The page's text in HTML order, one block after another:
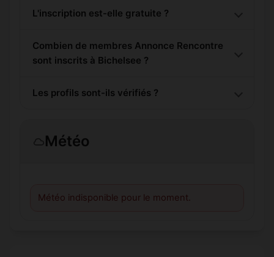
L'inscription est-elle gratuite ?
Combien de membres Annonce Rencontre
sont inscrits à Bichelsee ?
Les profils sont-ils vérifiés ?
Météo
Météo indisponible pour le moment.